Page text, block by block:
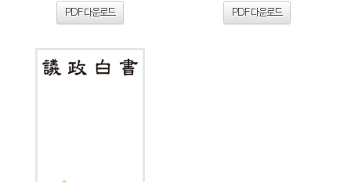
PDF 다운로드 PDF 다운로드